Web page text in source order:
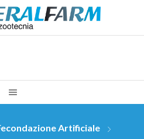
Artificiale